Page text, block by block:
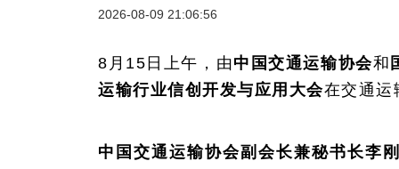
2026-08-09 21:06:56
8月15日上午，由中国交通运输协会和
运输行业信创开发与应用大会在交通运
中国交通运输协会副会长兼秘书长李